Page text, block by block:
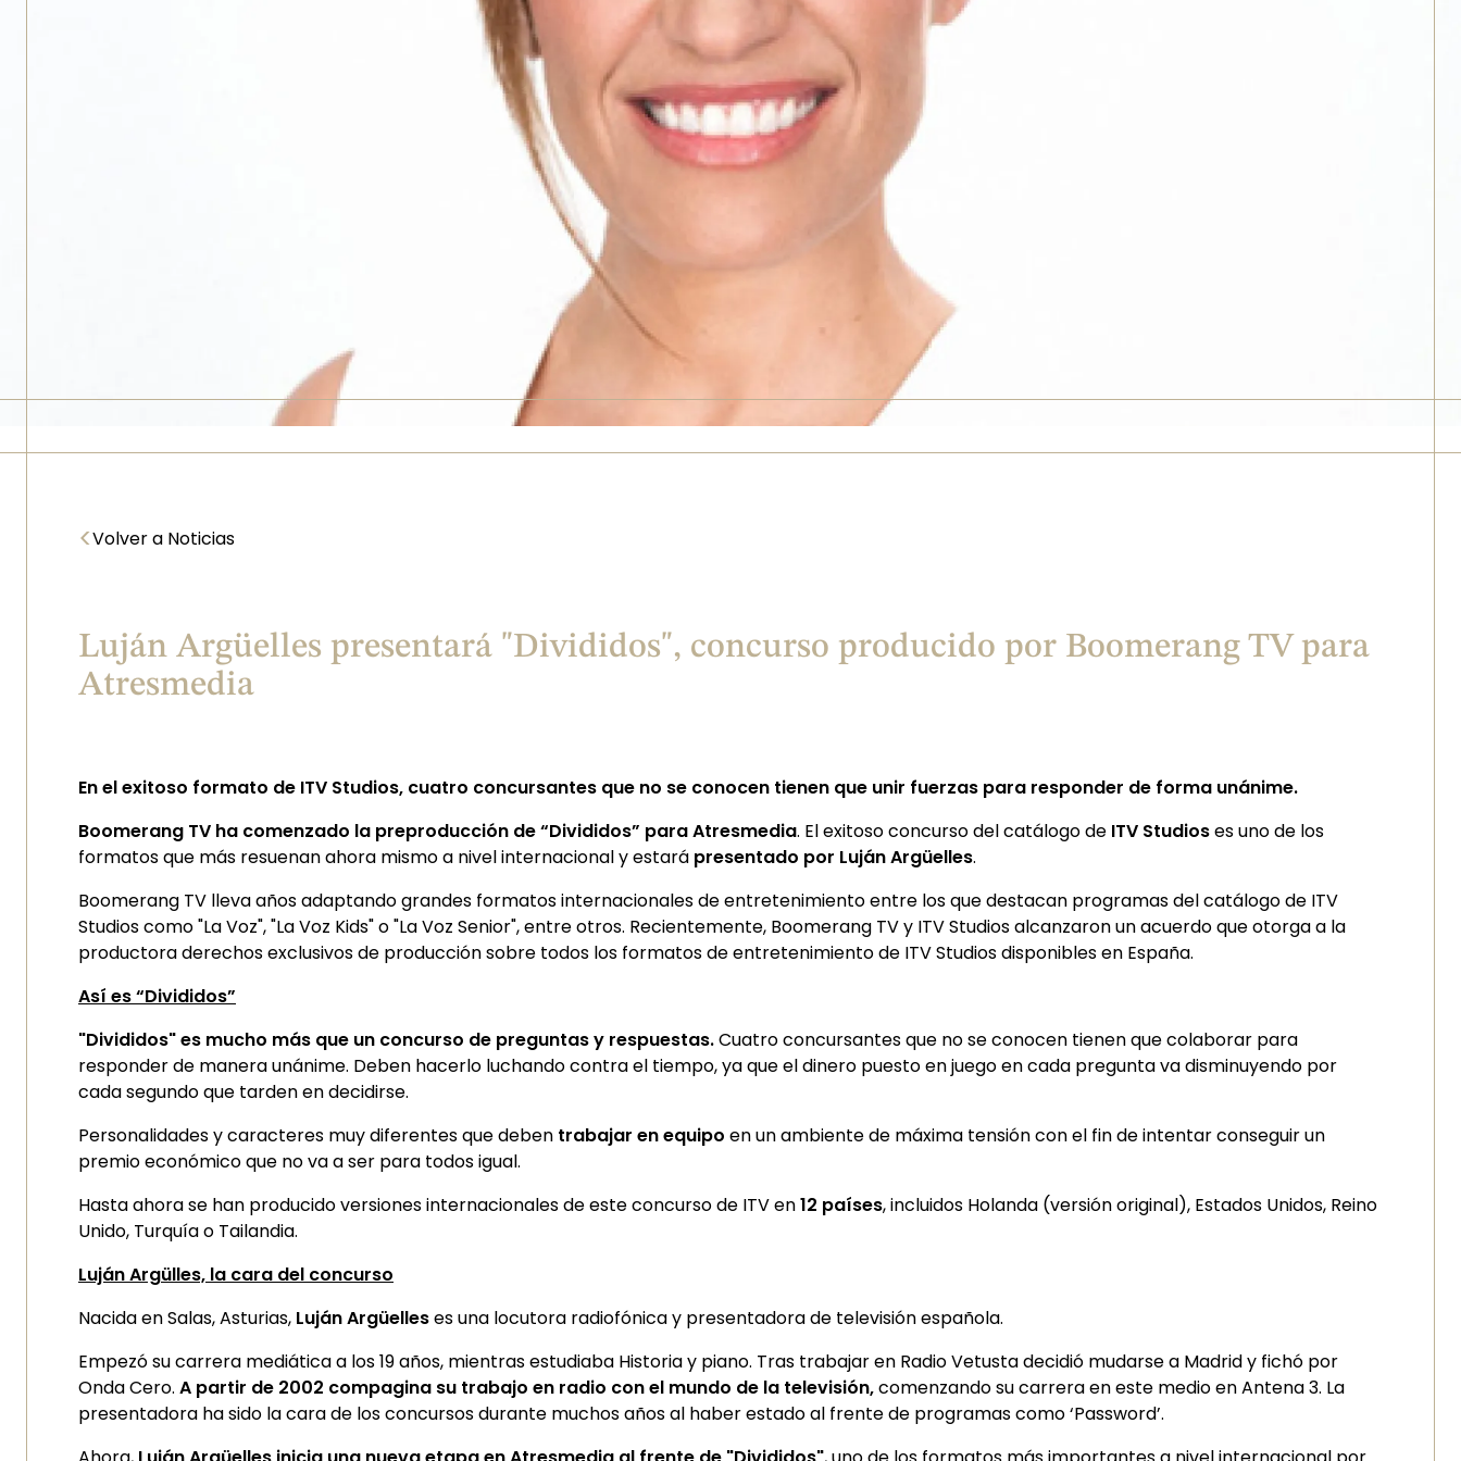
<Volver a Noticias
Luján Argüelles presentará "Divididos", concurso producido por Boomerang TV para
Atresmedia
En el exitoso formato de ITV Studios, cuatro concursantes que no se conocen tienen que unir fuerzas para responder de forma unánime.
Boomerang TV ha comenzado la preproducción de “Divididos” para Atresmedia. El exitoso concurso del catálogo de ITV Studioses uno de los
formatos que más resuenan ahora mismo a nivel internacional y estará presentado por Luján Argüelles.
Boomerang TV lleva años adaptando grandes formatos internacionales de entretenimiento entre los que destacan programas del catálogo de ITV
Studios como "La Voz", "La Voz Kids" o "La Voz Senior", entre otros. Recientemente, Boomerang TV y ITV Studios alcanzaron un acuerdo que otorga a la
productora derechos exclusivos de producción sobre todos los formatos de entretenimiento de ITV Studios disponibles en España.
Así es “Divididos”
"Divididos" es mucho más que un concurso de preguntas y respuestas.Cuatro concursantes que no se conocen tienen que colaborar para
responder de manera unánime. Deben hacerlo luchando contra el tiempo, ya que el dinero puesto en juego en cada pregunta va disminuyendo por
cada segundo que tarden en decidirse.
Personalidades y caracteres muy diferentes que deben trabajar en equipo en un ambiente de máxima tensión con el fin de intentar conseguir un
premio económico que no va a ser para todos igual.
Hasta ahora se han producido versiones internacionales de este concurso de ITV en12 países, incluidos Holanda (versión original), Estados Unidos, Reino
Unido, Turquía o Tailandia.
Luján Argülles, la cara del concurso
Nacida en Salas, Asturias, Luján Argüelleses una locutora radiofónica y presentadora de televisión española.
Empezó su carrera mediática a los 19 años, mientras estudiaba Historia y piano. Tras trabajar en Radio Vetusta decidió mudarse a Madrid y fichó por
Onda Cero. A partir de 2002 compagina su trabajo en radio con el mundo de la televisión,comenzando su carrera en este medio en Antena 3. La
presentadora ha sido la cara de los concursos durante muchos años al haber estado al frente de programas como ‘Password’.